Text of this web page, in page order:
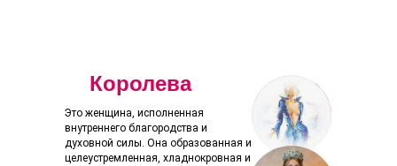
Это женщина, исполненная
внутреннего благородства и
духовной силы. Она образованная и
целеустремленная, хладнокровная и
Королева